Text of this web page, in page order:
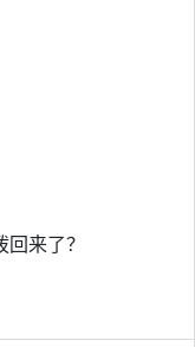
来了？